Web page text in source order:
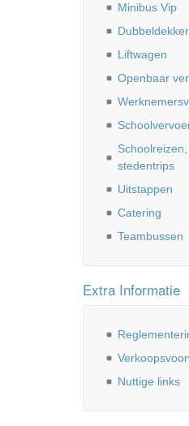
Minibus Vip
Dubbeldekker
Liftwagen
Openbaar
stedentrips
Uitstappen
Catering
Teambussen
Extra Informatie
Nuttige links